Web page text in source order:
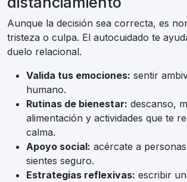
Aunque la decisión sea correcta, es
tristeza o culpa. El autocuidado te
duelo relacional.
Valida tus emociones: sentir
humano.
Rutinas de bienestar: descanso,
alimentación y actividades que te
calma.
Apoyo social: acércate a
sientes seguro.
Estrategias reflexivas: escribir